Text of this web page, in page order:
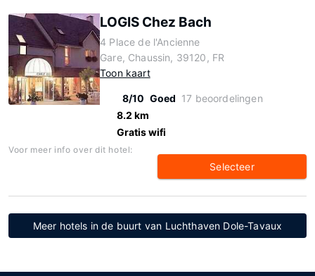
LOGIS Chez Bach
4 Place de l'Ancienne
Gare, Chaussin, 39120, FR
Toon kaart
8/10 Goed 17 beoordelingen
8.2 km
Gratis wifi
Voor meer info over dit hotel:
Selecteer
Meer hotels in de buurt van Luchthaven Dole-Tavaux